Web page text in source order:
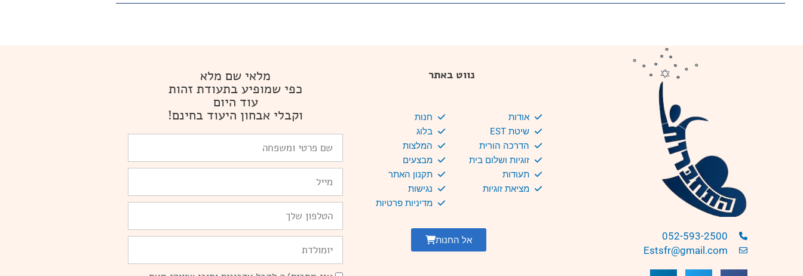
052-593-2500
Estsfr@gmail.com
נווט באתר
אודות
שיטת EST
הדרכה הורית
זוגיות ושלום בית
תעודות
מציאת זוגיות
חנות
בלוג
המלצות
מבצעים
תקנון האתר
נגישות
מדיניות פרטיות
אל החנות
מלאי שם מלא
כפי שמופיע בתעודת זהות
עוד היום
וקבלי אבחון היעוד בחינם!
פרטי
ומשפחה